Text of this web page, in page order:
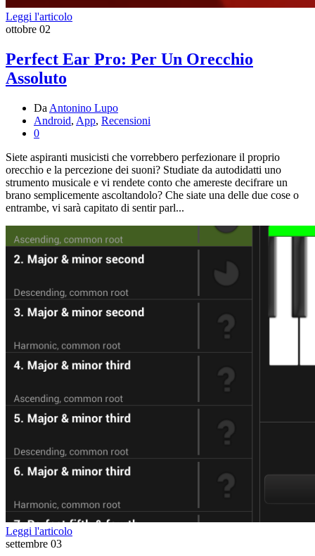
Leggi l'articolo
ottobre 02
Perfect Ear Pro: Per Un Orecchio
Assoluto
Da Antonino Lupo
Android, App, Recensioni
0
Siete aspiranti musicisti che vorrebbero perfezionare il proprio
orecchio e la percezione dei suoni? Studiate da autodidatti uno
strumento musicale e vi rendete conto che amereste decifrare un
brano semplicemente ascoltandolo? Che siate una delle due cose o
entrambe, vi sarà capitato di sentir parl...
Leggi l'articolo
settembre 03